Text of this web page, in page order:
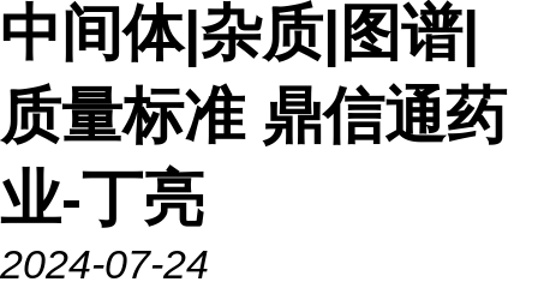
中间体|杂质|图谱|
质量标准 鼎信通药
业-丁亮
2024-07-24